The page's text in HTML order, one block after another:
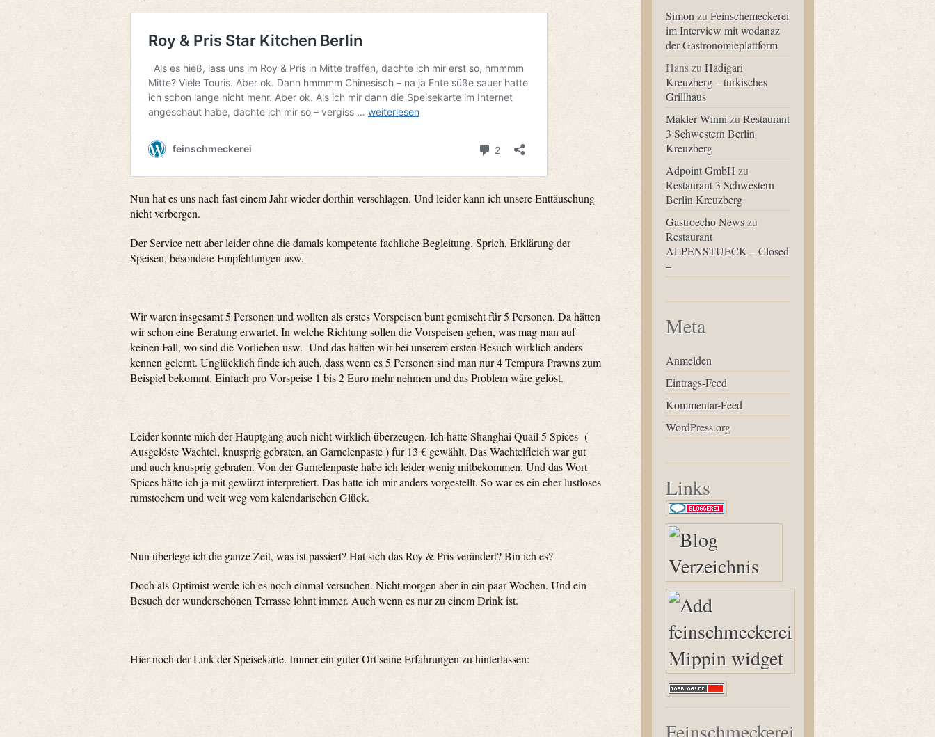
Nun hat es uns nach fast einem Jahr wieder dorthin verschlagen. Und leider kann ich unsere Enttäuschung
nicht verbergen.
Der Service nett aber leider ohne die damals kompetente fachliche Begleitung. Sprich, Erklärung der
Speisen, besondere Empfehlungen usw.
Wir waren insgesamt 5 Personen und wollten als erstes Vorspeisen bunt gemischt für 5 Personen. Da hätten
wir schon eine Beratung erwartet. In welche Richtung sollen die Vorspeisen gehen, was mag man auf
keinen Fall, wo sind die Vorlieben usw. Und das hatten wir bei unserem ersten Besuch wirklich anders
kennen gelernt. Unglücklich finde ich auch, dass wenn es 5 Personen sind man nur 4 Tempura Prawns zum
Beispiel bekommt. Einfach pro Vorspeise 1 bis 2 Euro mehr nehmen und das Problem wäre gelöst.
Leider konnte mich der Hauptgang auch nicht wirklich überzeugen. Ich hatte Shanghai Quail 5 Spices (
Ausgelöste Wachtel, knusprig gebraten, an Garnelenpaste ) für 13 € gewählt. Das Wachtelfleich war gut
und auch knusprig gebraten. Von der Garnelenpaste habe ich leider wenig mitbekommen. Und das Wort
Spices hätte ich ja mit gewürzt interpretiert. Das hatte ich mir anders vorgestellt. So war es ein eher lustloses
rumstochern und weit weg vom kalendarischen Glück.
Nun überlege ich die ganze Zeit, was ist passiert? Hat sich das Roy & Pris verändert? Bin ich es?
Doch als Optimist werde ich es noch einmal versuchen. Nicht morgen aber in ein paar Wochen. Und ein
Besuch der wunderschönen Terrasse lohnt immer. Auch wenn es nur zu einem Drink ist.
Hier noch der Link der Speisekarte. Immer ein guter Ort seine Erfahrungen zu hinterlassen:
Simon zuFeinschemeckerei
im Interview mit wodanaz
der Gastronomieplattform
Hans zuHadigari
Kreuzberg – türkisches
Grillhaus
Makler Winni zuRestaurant
3 Schwestern Berlin
Kreuzberg
Adpoint GmbH zu
Restaurant 3 Schwestern
Berlin Kreuzberg
Gastroecho News zu
Restaurant
ALPENSTUECK – Closed
–
Meta
Anmelden
Eintrags-Feed
Kommentar-Feed
WordPress.org
Links
Feinschmeckerei